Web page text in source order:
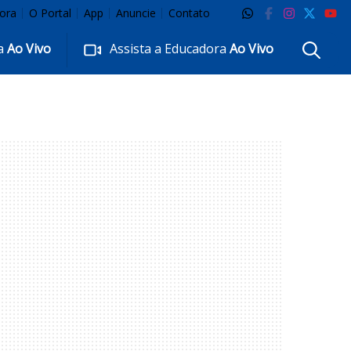
O Portal App Anuncie Contato
Ao Vivo Assista a EducadoraAo Vivo